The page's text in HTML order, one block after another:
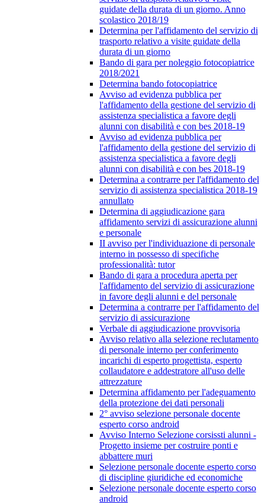
guidate della durata di un giorno. Anno
scolastico 2018/19
Determina per l'affidamento del servizio di
trasporto relativo a visite guidate della
durata di un giorno
Bando di gara per noleggio fotocopiatrice
2018/2021
Determina bando fotocopiatrice
Avviso ad evidenza pubblica per
l'affidamento della gestione del servizio di
assistenza specialistica a favore degli
alunni con disabilità e con bes 2018-19
Avviso ad evidenza pubblica per
l'affidamento della gestione del servizio di
assistenza specialistica a favore degli
alunni con disabilità e con bes 2018-19
Determina a contrarre per l'affidamento del
servizio di assistenza specialistica 2018-19
annullato
Determina di aggiudicazione gara
affidamento servizi di assicurazione alunni
e personale
II avviso per l'individuazione di personale
interno in possesso di specifiche
professionalità: tutor
Bando di gara a procedura aperta per
l'affidamento del servizio di assicurazione
in favore degli alunni e del personale
Determina a contrarre per l'affidamento del
servizio di assicurazione
Verbale di aggiudicazione provvisoria
Avviso relativo alla selezione reclutamento
di personale interno per conferimento
incarichi di esperto progettista, esperto
collaudatore e addestratore all'uso delle
attrezzature
Determina affidamento per l'adeguamento
della protezione dei dati personali
2° avviso selezione personale docente
esperto corso android
Avviso Interno Selezione corsissti alunni -
Progetto insieme per costruire ponti e
abbattere muri
Selezione personale docente esperto corso
di discipline giuridiche ed economiche
Selezione personale docente esperto corso
android